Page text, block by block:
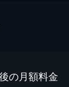
の⽉額料金